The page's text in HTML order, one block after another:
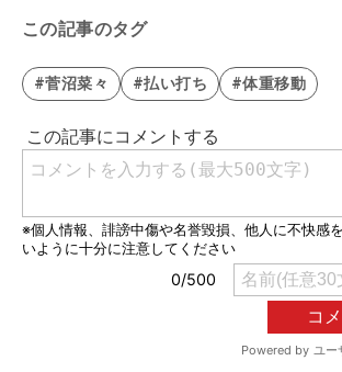
この記事のタグ
#菅沼菜々 #払い打ち #体重移動